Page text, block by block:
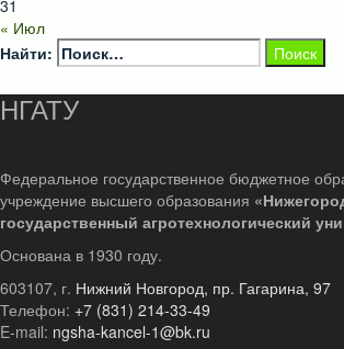
31
« Июл
Найти:
НГАТУ
Федеральное государственное бюджетное
учреждение высшего образования
государственный агротехнологический
Основана в 1930 году.
603107, г. Нижний Новгород, пр. Гагарина, 97
Телефон: +7 (831) 214-33-49
E-mail: ngsha-kancel-1@bk.ru